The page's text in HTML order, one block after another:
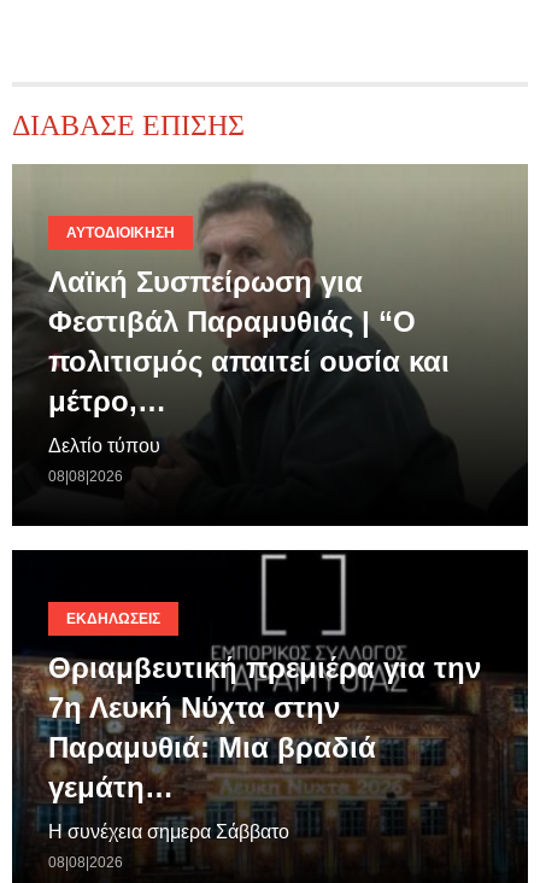
ΔΙΑΒΑΣΕ ΕΠΙΣΗΣ
ΑΥΤΟΔΙΟΊΚΗΣΗ
Λαϊκή Συσπείρωση για
Φεστιβάλ Παραμυθιάς | “Ο
πολιτισμός απαιτεί ουσία και
μέτρο,…
Δελτίο τύπου
08|08|2026
ΕΚΔΗΛΏΣΕΙΣ
Θριαμβευτική πρεμιέρα για την
7η Λευκή Νύχτα στην
Παραμυθιά: Μια βραδιά
γεμάτη…
Η συνέχεια σημερα Σάββατο
08|08|2026